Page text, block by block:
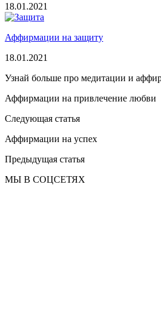
18.01.2021
Аффирмации на защиту
18.01.2021
Узнай больше про медитации и
Аффирмации на привлечение любви
Следующая статья
Аффирмации на успех
Предыдущая статья
МЫ В СОЦСЕТЯХ